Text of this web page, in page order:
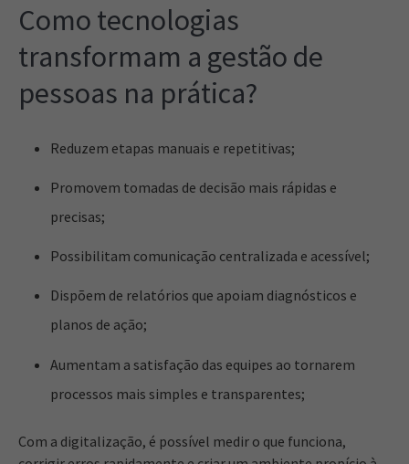
Como tecnologias
transformam a gestão de
pessoas na prática?
Reduzem etapas manuais e repetitivas;
Promovem tomadas de decisão mais rápidas e
precisas;
Possibilitam comunicação centralizada e acessível;
Dispõem de relatórios que apoiam diagnósticos e
planos de ação;
Aumentam a satisfação das equipes ao tornarem
processos mais simples e transparentes;
Com a digitalização, é possível medir o que funciona,